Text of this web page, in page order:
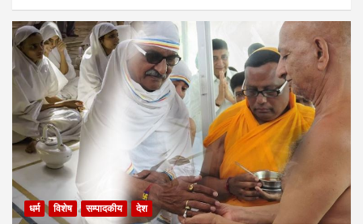
धर्म विशेष सम्पादकीय देश